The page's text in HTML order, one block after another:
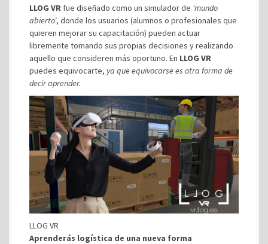
LLOG VR fue diseñado como un simulador de ‘mundo
abierto’, donde los usuarios (alumnos o profesionales que
quieren mejorar su capacitación) pueden actuar
libremente tomando sus propias decisiones y realizando
aquello que consideren más oportuno. En LLOG VR
puedes equivocarte, ya que equivocarse es otra forma de
decir aprender.
LLOG VR
Aprenderás logística de una nueva forma